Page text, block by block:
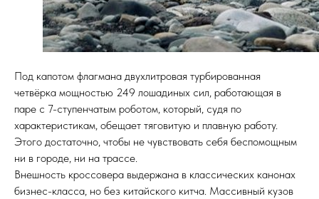
Под капотом флагмана двухлитровая турбированная
четвёрка мощностью 249 лошадиных сил, работающая в
паре с 7-ступенчатым роботом, который, судя по
характеристикам, обещает тяговитую и плавную работу.
Этого достаточно, чтобы не чувствовать себя беспомощным
ни в городе, ни на трассе.
Внешность кроссовера выдержана в классических канонах
бизнес-класса, но без китайского китча. Массивный кузов